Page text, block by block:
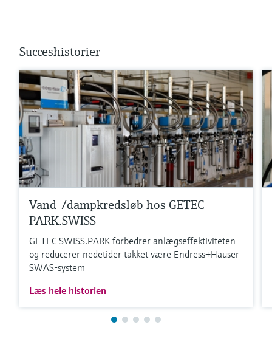
Succeshistorier
Vand-/dampkredsløb hos GETEC
PARK.SWISS
GETEC SWISS.PARK forbedrer anlægseffektiviteten
og reducerer nedetider takket være Endress+Hauser
SWAS-system
Læs hele historien